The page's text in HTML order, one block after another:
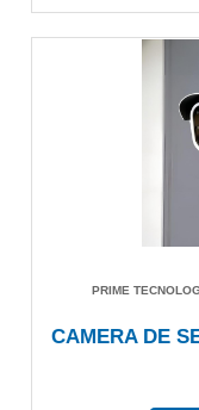
PRIME
CAMERA DE